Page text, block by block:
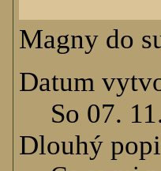
Magny do
Datum
So 07.
Dlouhý